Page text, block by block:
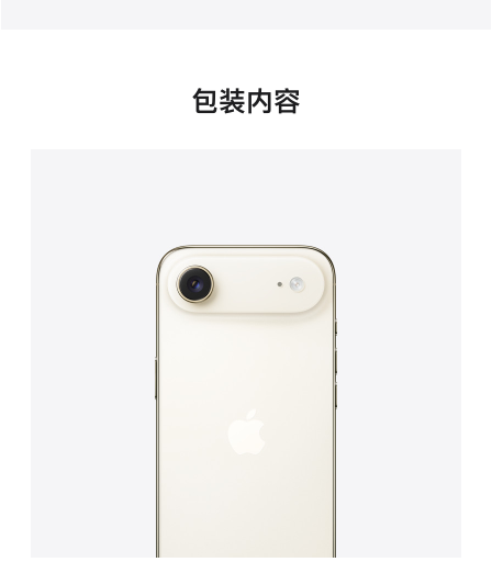
包装内容